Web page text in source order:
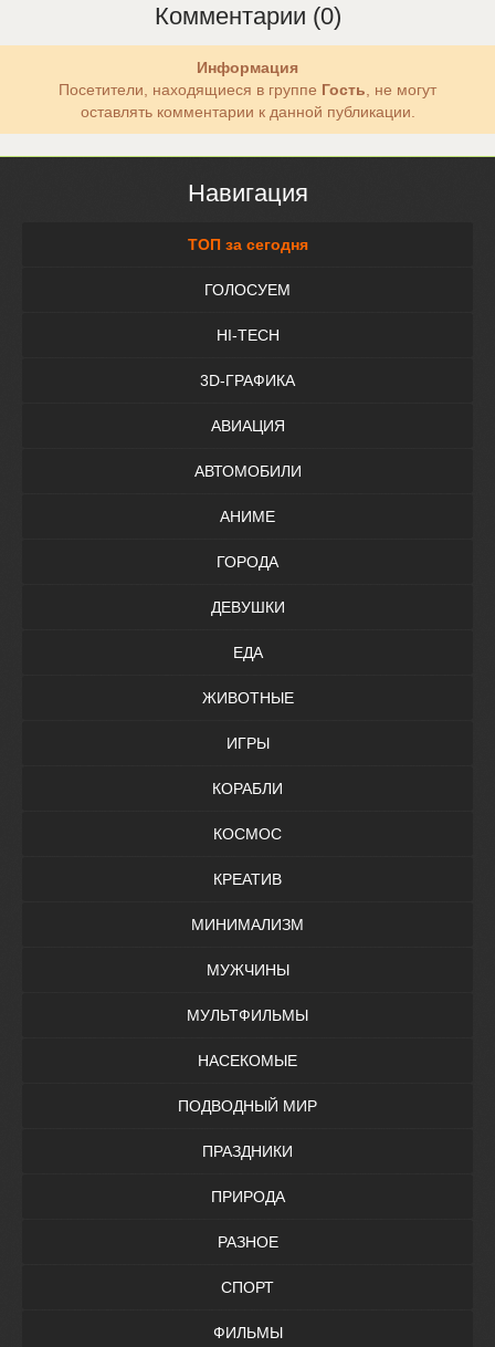
Комментарии (0)
Информация
Посетители, находящиеся в группе Гость , не могут
оставлять комментарии к данной публикации.
Навигация
ТОП за сегодня
ГОЛОСУЕМ
HI-TECH
3D-ГРАФИКА
АВИАЦИЯ
АВТОМОБИЛИ
АНИМЕ
ГОРОДА
ДЕВУШКИ
ЕДА
ЖИВОТНЫЕ
ИГРЫ
КОРАБЛИ
КОСМОС
КРЕАТИВ
МИНИМАЛИЗМ
МУЖЧИНЫ
МУЛЬТФИЛЬМЫ
НАСЕКОМЫЕ
ПОДВОДНЫЙ МИР
ПРАЗДНИКИ
ПРИРОДА
РАЗНОЕ
СПОРТ
ФИЛЬМЫ